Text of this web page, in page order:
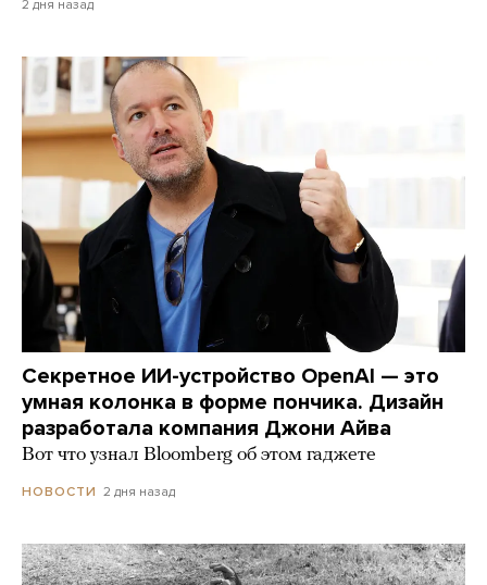
2 дня назад
Секретное ИИ-устройство OpenAI — это
умная колонка в форме пончика. Дизайн
разработала компания Джони Айва
Вот что узнал Bloomberg об этом гаджете
НОВОСТИ 2 дня назад